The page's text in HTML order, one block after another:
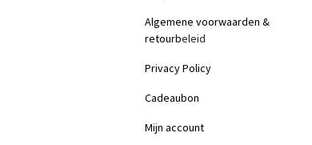
Algemene voorwaarden &
retourbeleid
Privacy Policy
Cadeaubon
Mijn account